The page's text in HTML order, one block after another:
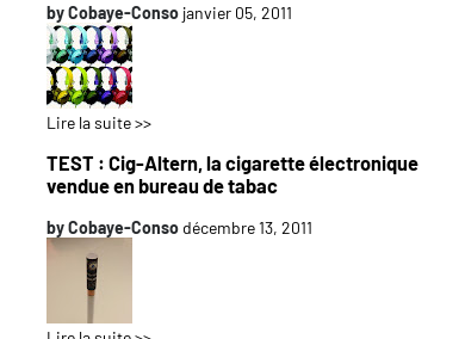
byCobaye-Conso janvier 05, 2011
Lire la suite >>
TEST : Cig-Altern, la cigarette électronique
vendue en bureau de tabac
byCobaye-Conso décembre 13, 2011